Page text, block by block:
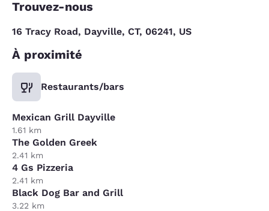
Trouvez-nous
16 Tracy Road, Dayville, CT, 06241, US
À proximité
Restaurants/bars
Mexican Grill Dayville
1.61 km
The Golden Greek
2.41 km
4 Gs Pizzeria
2.41 km
Black Dog Bar and Grill
3.22 km